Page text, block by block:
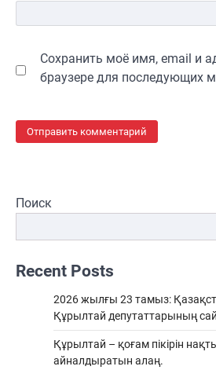
Сохранить моё имя, email и
браузере для последующих
Поиск
Recent Posts
2026 жылғы 23 тамыз:
Құрылтай депутаттарының
Құрылтай – қоғам пікірін
айналдыратын алаң.